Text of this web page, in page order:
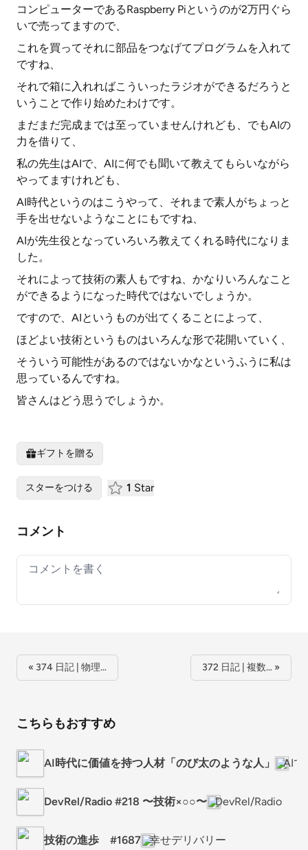
コンピューターであるRaspberry Piというのが2万円ぐら
いで売ってますので、
これを買ってそれに部品をつなげてプログラムを入れて
ですね、
それで箱に入れればこういったラジオができるだろうと
いうことで作り始めたわけです。
まだまだ完成までは至っていませんけれども、でもAIの
力を借りて、
私の先生はAIで、AIに何でも聞いて教えてもらいながら
やってますけれども、
AI時代というのはこうやって、それまで素人がちょっと
手を出せないようなことにもですね、
AIが先生役となっていろいろ教えてくれる時代になりま
した。
それによって技術の素人もですね、かなりいろんなこと
ができるようになった時代ではないでしょうか。
ですので、AIというものが出てくることによって、
ほどよい技術というものはいろんな形で花開いていく、
そういう可能性があるのではないかなというふうに私は
思っているんですね。
皆さんはどう思うでしょうか。
ギフトを贈る
スターをつける 1 Star
コメント
Your comment
« 374 日記 | 物理… 372 日記 | 複数… »
こちらもおすすめ
AI時代に価値を持つ人材「のび太のような人」 AIで
DevRel/Radio #218 〜技術×○○〜 DevRel/Radio
技術の進歩 #1687 幸せデリバリー